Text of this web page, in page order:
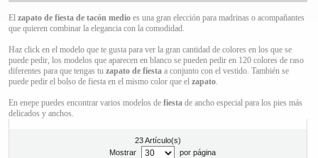
El zapato de fiesta de tacón medio es una gran elección para madrinas o acompañantes
que quieren combinar la elegancia con la comodidad.
Haz click en el modelo que te gusta para ver la gran cantidad de colores en los que se
puede pedir, los modelos que aparecen en blanco se pueden pedir en 120 colores de raso
diferentes para que tengas tu zapato de fiesta a conjunto con el vestido. También se
puede pedir el bolso de fiesta en el mismo color que el zapato.
En enepe puedes encontrar varios modelos de fiesta de ancho especial para los pies más
delicados y anchos.
23 Artículo(s)
Mostrar
por página